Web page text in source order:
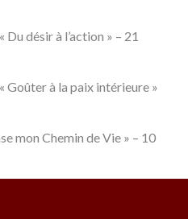
désir à l’action » – 21
Goûter à la paix intérieure »
mon Chemin de Vie » – 10